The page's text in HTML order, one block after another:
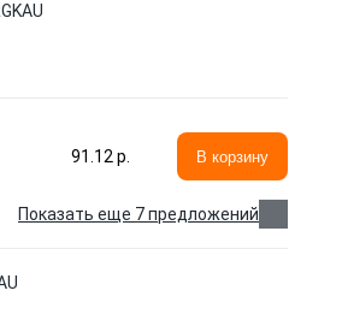
91.12 p. В корзину
Показать еще 7 предложений